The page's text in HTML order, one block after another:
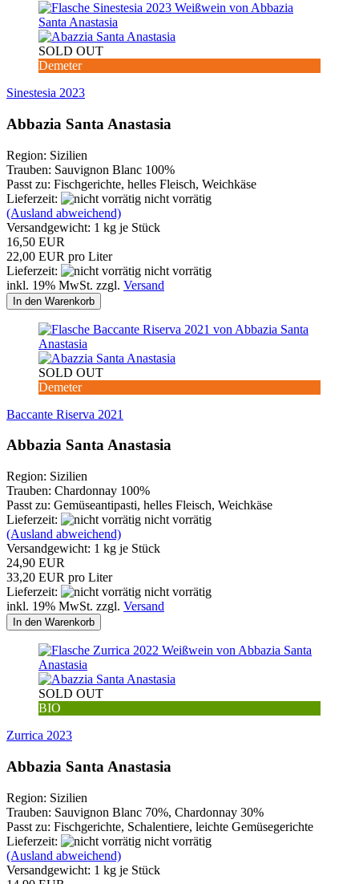
SOLD OUT
Demeter
Sinestesia 2023
Abbazia Santa Anastasia
Region: Sizilien
Trauben: Sauvignon Blanc 100%
Passt zu: Fischgerichte, helles Fleisch, Weichkäse
Lieferzeit:
nicht vorrätig
(Ausland abweichend)
Versandgewicht: 1 kg je Stück
16,50 EUR
22,00 EUR pro Liter
Lieferzeit:
nicht vorrätig
inkl. 19% MwSt. zzgl. Versand
In den Warenkorb
SOLD OUT
Demeter
Baccante Riserva 2021
Abbazia Santa Anastasia
Region: Sizilien
Trauben: Chardonnay 100%
Passt zu: Gemüseantipasti, helles Fleisch, Weichkäse
Lieferzeit:
nicht vorrätig
(Ausland abweichend)
Versandgewicht: 1 kg je Stück
24,90 EUR
33,20 EUR pro Liter
Lieferzeit:
nicht vorrätig
inkl. 19% MwSt. zzgl. Versand
In den Warenkorb
SOLD OUT
BIO
Zurrica 2023
Abbazia Santa Anastasia
Region: Sizilien
Trauben: Sauvignon Blanc 70%, Chardonnay 30%
Passt zu: Fischgerichte, Schalentiere, leichte Gemüsegerichte
Lieferzeit:
nicht vorrätig
(Ausland abweichend)
Versandgewicht: 1 kg je Stück